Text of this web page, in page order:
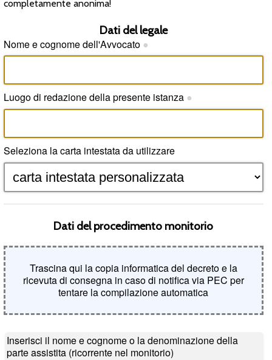
completamente anonima!
Dati del legale
Nome e cognome dell'Avvocato ●
Luogo di redazione della presente istanza ●
Seleziona la carta intestata da utilizzare
Dati del procedimento monitorio
Trascina qui la copia informatica del decreto e la
ricevuta di consegna in caso di notifica via PEC per
tentare la compilazione automatica
Inserisci il nome e cognome o la denominazione della
parte assistita (ricorrente nel monitorio)